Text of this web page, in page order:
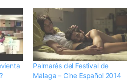
Palmarés del Festival de
Málaga – Cine Español 2014